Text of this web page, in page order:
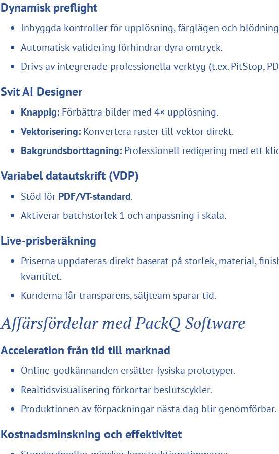
Dynamisk preflight
Inbyggda kontroller för upplösning, färglägen och
Automatisk validering förhindrar dyra omtryck.
Drivs av integrerade professionella verktyg (t.ex. PitStop,
Svit AI Designer
Knappig: Förbättra bilder med 4× upplösning.
Vektorisering: Konvertera raster till vektor direkt.
Bakgrundsborttagning: Professionell redigering med ett
Variabel datautskrift (VDP)
Stöd för PDF/VT-standard.
Aktiverar batchstorlek 1 och anpassning i skala.
Live-prisberäkning
Priserna uppdateras direkt baserat på storlek, material,
kvantitet.
Kunderna får transparens, säljteam sparar tid.
Affärsfördelar med PackQ Software
Acceleration från tid till marknad
Online-godkännanden ersätter fysiska prototyper.
Realtidsvisualisering förkortar beslutscykler.
Produktionen av förpackningar nästa dag blir genomförbar.
Kostnadsminskning och effektivitet